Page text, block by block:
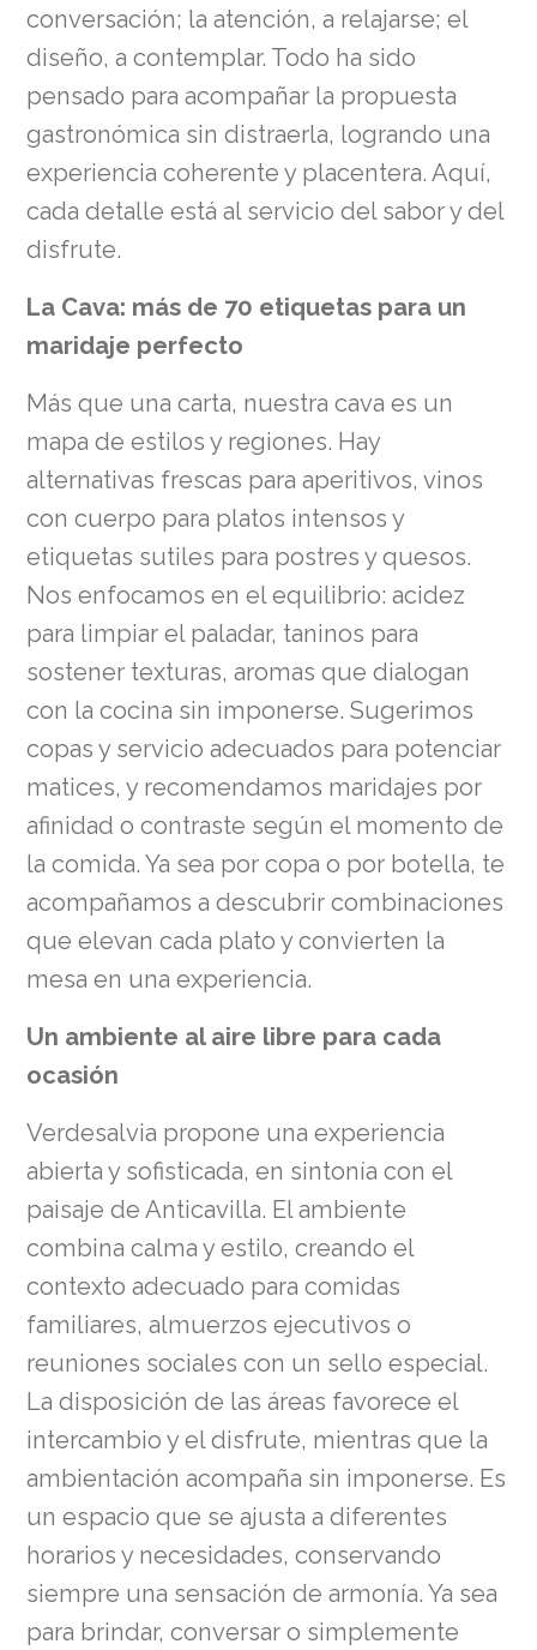
conversación; la atención, a relajarse; el
diseño, a contemplar. Todo ha sido
pensado para acompañar la propuesta
gastronómica sin distraerla, logrando una
experiencia coherente y placentera. Aquí,
cada detalle está al servicio del sabor y del
disfrute.
La Cava: más de 70 etiquetas para un
maridaje perfecto
Más que una carta, nuestra cava es un
mapa de estilos y regiones. Hay
alternativas frescas para aperitivos, vinos
con cuerpo para platos intensos y
etiquetas sutiles para postres y quesos.
Nos enfocamos en el equilibrio: acidez
para limpiar el paladar, taninos para
sostener texturas, aromas que dialogan
con la cocina sin imponerse. Sugerimos
copas y servicio adecuados para potenciar
matices, y recomendamos maridajes por
afinidad o contraste según el momento de
la comida. Ya sea por copa o por botella, te
acompañamos a descubrir combinaciones
que elevan cada plato y convierten la
mesa en una experiencia.
Un ambiente al aire libre para cada
ocasión
Verdesalvia propone una experiencia
abierta y sofisticada, en sintonía con el
paisaje de Anticavilla. El ambiente
combina calma y estilo, creando el
contexto adecuado para comidas
familiares, almuerzos ejecutivos o
reuniones sociales con un sello especial.
La disposición de las áreas favorece el
intercambio y el disfrute, mientras que la
ambientación acompaña sin imponerse. Es
un espacio que se ajusta a diferentes
horarios y necesidades, conservando
siempre una sensación de armonía. Ya sea
para brindar, conversar o simplemente